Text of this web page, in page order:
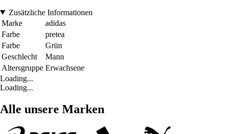
Zusätzliche Informationen
Marke
adidas
Farbe
pretea
Farbe
Grün
Geschlecht
Mann
Altersgruppe Erwachsene
Loading...
Loading...
Alle unsere Marken